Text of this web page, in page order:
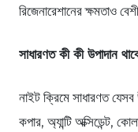
রিজেনারেশানের ক্ষমতাও
সাধারণত কী কী উপাদান
নাইট ক্রিমে সাধারণত
কপার, অ্যান্টি অক্সিডেন্ট,